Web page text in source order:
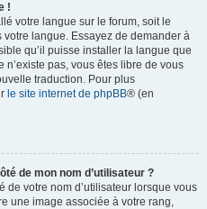
!
votre langue sur le forum, soit le
votre langue. Essayez de demander à
qu’il puisse installer la langue que
pas, vous êtes libre de vous
traduction. Pour plus
le site internet de phpBB® (en
de mon nom d’utilisateur ?
de votre nom d’utilisateur lorsque vous
une image associée à votre rang,